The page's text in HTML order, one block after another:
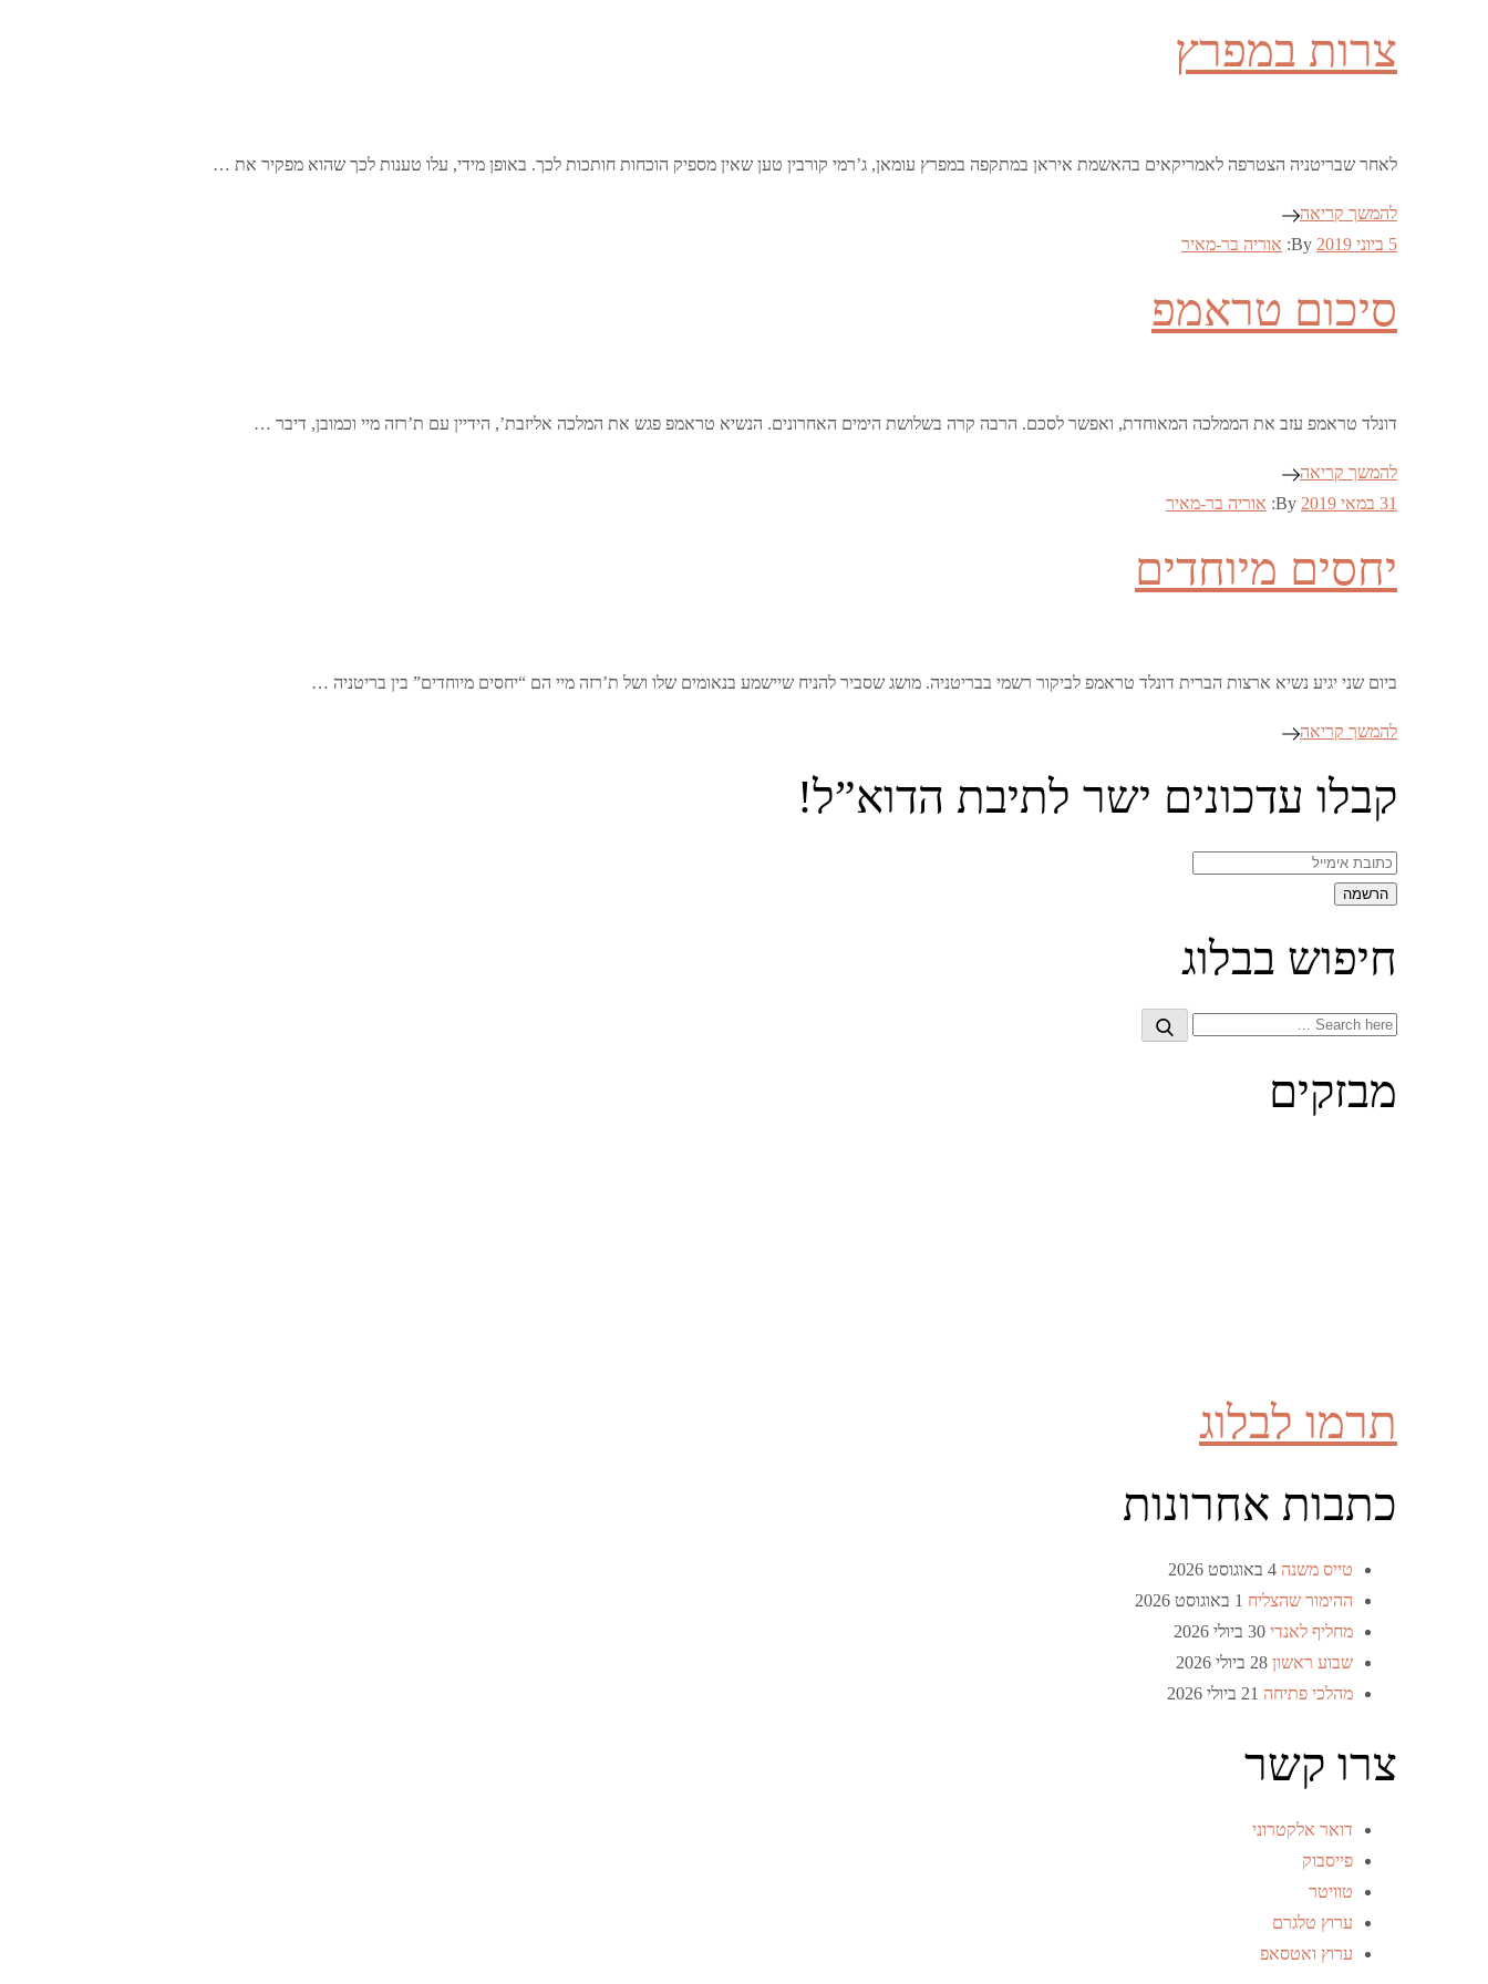
צרות במפרץ
לאחר שבריטניה הצטרפה לאמריקאים בהאשמת איראן במתקפה במפרץ עומאן, ג’רמי קורבין טען שאין מספיק הוכחות חותכות לכך. באופן מידי, עלו טענות לכך שהוא מפקיר את …
להמשך קריאה
Posted
5 ביוני 2019 By: אוריה בר-מאיר
סיכום טראמפ
דונלד טראמפ עזב את הממלכה המאוחדת, ואפשר לסכם. הרבה קרה בשלושת הימים האחרונים. הנשיא טראמפ פגש את המלכה אליזבת’, הידיין עם ת’רזה מיי וכמובן, דיבר …
להמשך קריאה
Posted
31 במאי 2019 By: אוריה בר-מאיר
יחסים מיוחדים
ביום שני יגיע נשיא ארצות הברית דונלד טראמפ לביקור רשמי בבריטניה. מושג שסביר להניח שיישמע בנאומים שלו ושל ת’רזה מיי הם “יחסים מיוחדים” בין בריטניה …
להמשך קריאה
קבלו עדכונים ישר לתיבת הדוא”ל!
חיפוש בבלוג
Search
Search
מבזקים
תרמו לבלוג
כתבות אחרונות
טייס משנה 4 באוגוסט 2026
ההימור שהצליח 1 באוגוסט 2026
מחליף לאנדי 30 ביולי 2026
שבוע ראשון 28 ביולי 2026
מהלכי פתיחה 21 ביולי 2026
צרו קשר
דואר אלקטרוני
פייסבוק
טוויטר
ערוץ טלגרם
ערוץ ואטסאפ